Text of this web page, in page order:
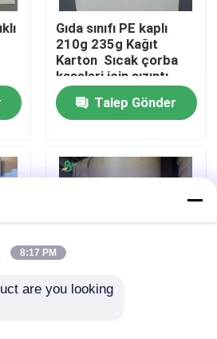
Gıda sınıfı PE kaplı
210g 235g Kağıt
Karton ️ Sıcak çorba
kaseleri için sızıntı
geçirmez karton
Talep Gönder
8:17 PM
are you looking